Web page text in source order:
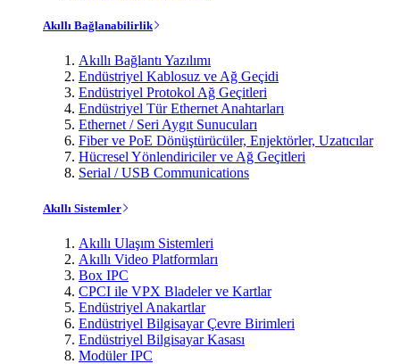
Akıllı Bağlanabilirlik
Akıllı Bağlantı Yazılımı
Endüstriyel Kablosuz ve Ağ Geçidi
Endüstriyel Protokol Ağ Geçitleri
Endüstriyel Tür Ethernet Anahtarları
Ethernet / Seri Aygıt Sunucuları
Fiber ve PoE Dönüştürücüler, Enjektörler, Uzatıcılar
Hücresel Yönlendiriciler ve Ağ Geçitleri
Serial / USB Communications
Akıllı Sistemler
Akıllı Ulaşım Sistemleri
Akıllı Video Platformları
Box IPC
CPCI ile VPX Bladeler ve Kartlar
Endüstriyel Anakartlar
Endüstriyel Bilgisayar Çevre Birimleri
Endüstriyel Bilgisayar Kasası
Modüler IPC